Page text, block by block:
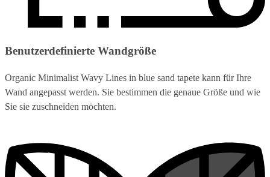
Benutzerdefinierte Wandgröße
Organic Minimalist Wavy Lines in blue sand tapete kann für Ihre
Wand angepasst werden. Sie bestimmen die genaue Größe und wie
Sie sie zuschneiden möchten.